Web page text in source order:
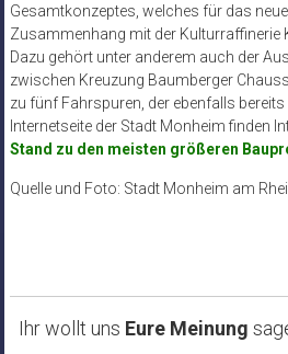
Gesamtkonzeptes, welches für das
Zusammenhang mit der Kulturraffinerie
Dazu gehört unter anderem auch der
zwischen Kreuzung Baumberger
zu fünf Fahrspuren, der ebenfalls
Internetseite der Stadt Monheim finden
Stand zu den meisten größeren
Quelle und Foto: Stadt Monheim am
Ihr wollt uns Eure Meinung